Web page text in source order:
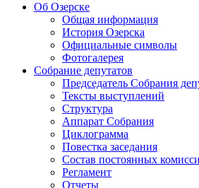
Об Озерске
Общая информация
История Озерска
Официальные символы
Фотогалерея
Собрание депутатов
Председатель Собрания
Тексты выступлений
Структура
Аппарат Собрания
Циклограмма
Повестка заседания
Состав постоянных
Регламент
Отчеты